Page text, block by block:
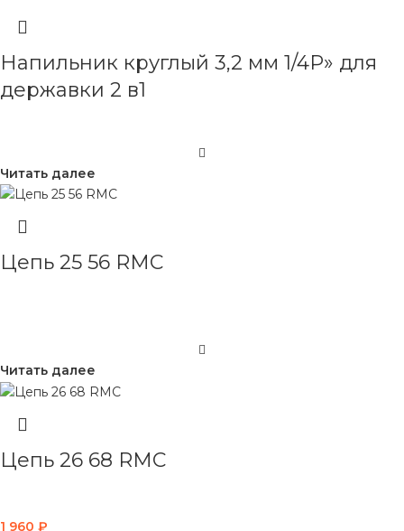
Напильник круглый 3,2 мм 1/4Р» для
державки 2 в1
Читать далее
Цепь 25 56 RMC
Читать далее
Цепь 26 68 RMC
1 960 ₽